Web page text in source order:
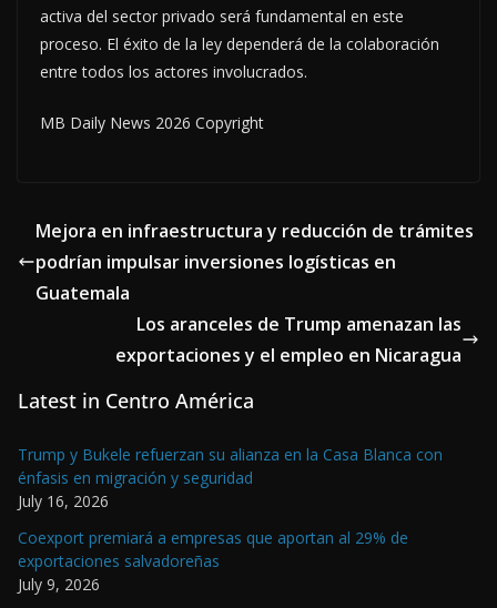
activa del sector privado será fundamental en este
proceso. El éxito de la ley dependerá de la colaboración
entre todos los actores involucrados.
MB Daily News 2026 Copyright
Mejora en infraestructura y reducción de trámites
podrían impulsar inversiones logísticas en
Guatemala
Los aranceles de Trump amenazan las
exportaciones y el empleo en Nicaragua
Latest in Centro América
Trump y Bukele refuerzan su alianza en la Casa Blanca con
énfasis en migración y seguridad
July 16, 2026
Coexport premiará a empresas que aportan al 29% de
exportaciones salvadoreñas
July 9, 2026